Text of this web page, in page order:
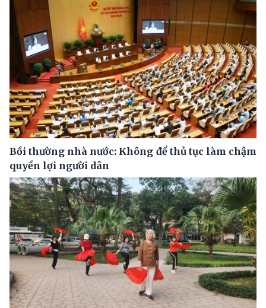
Bồi thường nhà nước: Không để thủ tục làm chậm
quyền lợi người dân